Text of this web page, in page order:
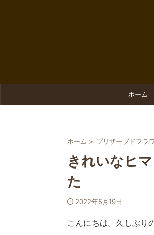
ホーム
ホーム > プリザーブドフラ
きれいなヒ
た
2022年5月19日
こんにちは。久しぶり